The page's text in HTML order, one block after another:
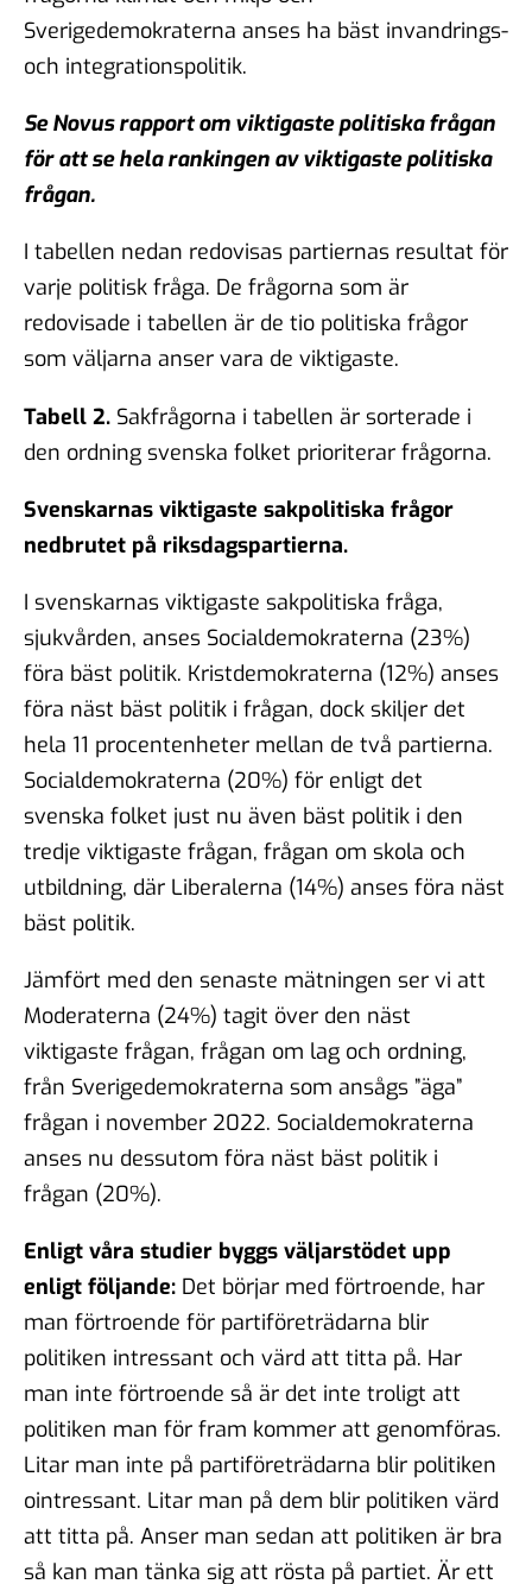
Sverigedemokraterna anses ha bäst invandrings-
och integrationspolitik.
Se Novus rapport om viktigaste politiska frågan
för att se hela rankingen av viktigaste politiska
frågan.
I tabellen nedan redovisas partiernas resultat för
varje politisk fråga. De frågorna som är
redovisade i tabellen är de tio politiska frågor
som väljarna anser vara de viktigaste.
Tabell 2. Sakfrågorna i tabellen är sorterade i
den ordning svenska folket prioriterar frågorna.
Svenskarnas viktigaste sakpolitiska frågor
nedbrutet på riksdagspartierna.
I svenskarnas viktigaste sakpolitiska fråga,
sjukvården, anses Socialdemokraterna (23%)
föra bäst politik. Kristdemokraterna (12%) anses
föra näst bäst politik i frågan, dock skiljer det
hela 11 procentenheter mellan de två partierna.
Socialdemokraterna (20%) för enligt det
svenska folket just nu även bäst politik i den
tredje viktigaste frågan, frågan om skola och
utbildning, där Liberalerna (14%) anses föra näst
bäst politik.
Jämfört med den senaste mätningen ser vi att
Moderaterna (24%) tagit över den näst
viktigaste frågan, frågan om lag och ordning,
från Sverigedemokraterna som ansågs ”äga”
frågan i november 2022. Socialdemokraterna
anses nu dessutom föra näst bäst politik i
frågan (20%).
Enligt våra studier byggs väljarstödet upp
enligt följande: Det börjar med förtroende, har
man förtroende för partiföreträdarna blir
politiken intressant och värd att titta på. Har
man inte förtroende så är det inte troligt att
politiken man för fram kommer att genomföras.
Litar man inte på partiföreträdarna blir politiken
ointressant. Litar man på dem blir politiken värd
att titta på. Anser man sedan att politiken är bra
så kan man tänka sig att rösta på partiet. Är ett